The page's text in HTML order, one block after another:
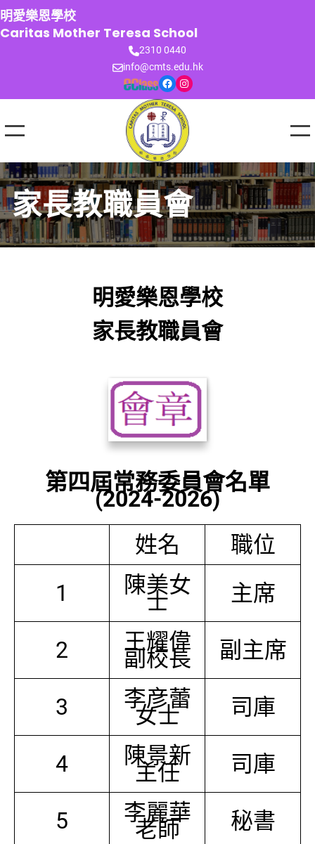
跳
至
主
明愛樂恩學校
Caritas Mother Teresa School
2310 0440
info@cmts.edu.hk
Facebook Instagram
家長教職員會
明愛樂恩學校
家長教職員會
第四屆常務委員會名單
(2024-2026)
姓名
職位
1
陳美女
士 主席
2 王耀偉
副校長 副主席
3 李彦蕾
女士 司庫
4 陳景新
主任 司庫
5 李麗華
老師 秘書